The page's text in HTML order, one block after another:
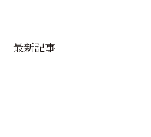
最新記事